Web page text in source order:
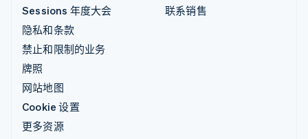
Sessions 年度大会
隐私和条款
禁止和限制的业务
牌照
网站地图
Cookie 设置
更多资源
联系销售